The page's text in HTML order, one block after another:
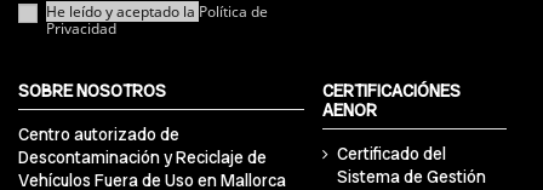
He leído y aceptado la Política de
Privacidad
SOBRE NOSOTROS
Centro autorizado de
Descontaminación y Reciclaje de
Vehículos Fuera de Uso en Mallorca
CERTIFICACIÓNES
AENOR
Certificado del
Sistema de Gestión